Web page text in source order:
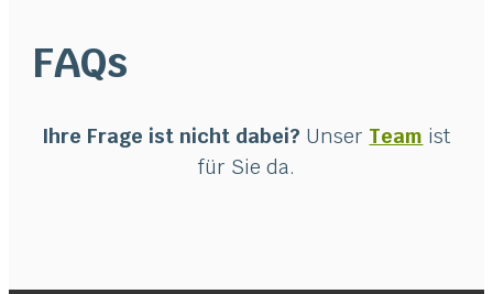
FAQs
Ihre Frage ist nicht dabei? Unser Team ist
für Sie da.